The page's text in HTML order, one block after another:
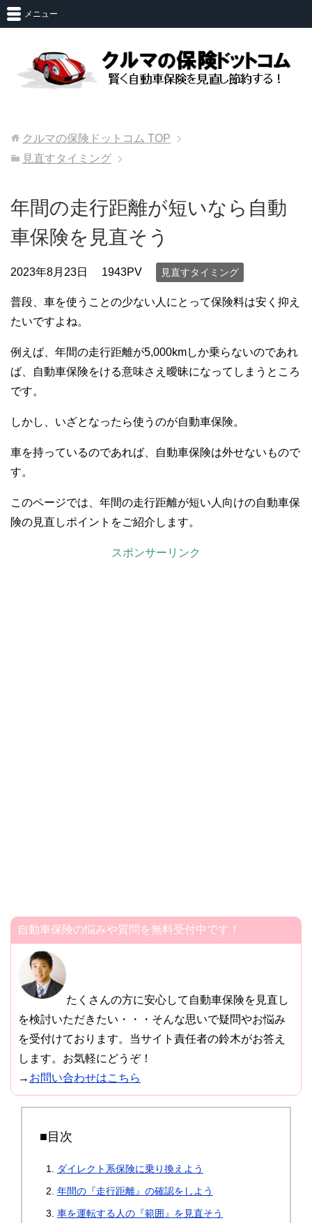
メニュー
クルマの保険ドットコム TOP
見直すタイミング
年間の走行距離が短いなら自動
車保険を見直そう
2023年8月23日 1943PV 見直すタイミング
普段、車を使うことの少ない人にとって保険料は安く抑え
たいですよね。
例えば、年間の走行距離が5,000kmしか乗らないのであれ
ば、自動車保険をける意味さえ曖昧になってしまうところ
です。
しかし、いざとなったら使うのが自動車保険。
車を持っているのであれば、自動車保険は外せないもので
す。
このページでは、年間の走行距離が短い人向けの自動車保
険の見直しポイントをご紹介します。
スポンサーリンク
自動車保険の悩みや質問を無料受付中です！
たくさんの方に安心して自動車保険を見直し
を検討いただきたい・・・そんな思いで疑問やお悩み
を受付けております。当サイト責任者の鈴木がお答え
します。お気軽にどうぞ！
→ お問い合わせはこちら
■目次
ダイレクト系保険に乗り換えよう
年間の『走行距離』の確認をしよう
車を運転する人の『範囲』を見直そう